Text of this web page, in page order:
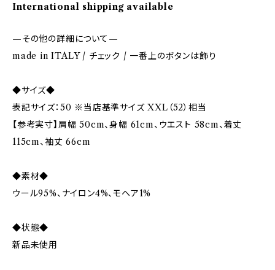
International shipping available
—その他の詳細について—
made in ITALY / チェック / 一番上のボタンは飾り
◆サイズ◆
表記サイズ：50 ※当店基準サイズ XXL（52）相当
【参考実寸】肩幅 50cm、身幅 61cm、ウエスト 58cm、着丈
115cm、袖丈 66cm
◆素材◆
ウール95%、ナイロン4%、モヘア1%
◆状態◆
新品未使用